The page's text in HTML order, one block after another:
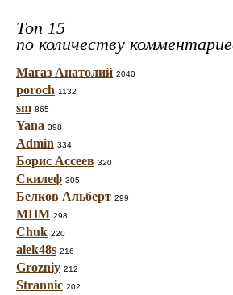
Топ 15
по количеству
Магаз Анатолий 2040
poroch 1132
sm 865
Yana 398
Admin 334
Борис Ассеев 320
Скилеф 305
Белков Альберт 299
МНМ 298
Chuk 220
alek48s 216
Grozniy 212
Strannic 202